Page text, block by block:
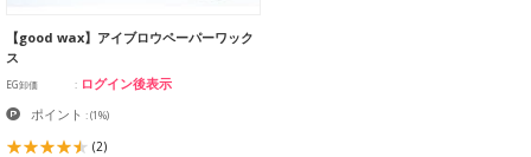
【good wax】アイブロウペーパーワック
ス
EG卸価 ログイン後表示
ポイント :(1%)
(2)